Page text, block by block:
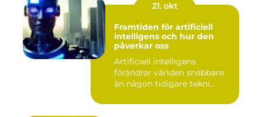
21. okt
Framtiden för artificiell
intelligens och hur den
påverkar oss
Artificiell intelligens
förändrar världen snabbare
än någon tidigare tekni...